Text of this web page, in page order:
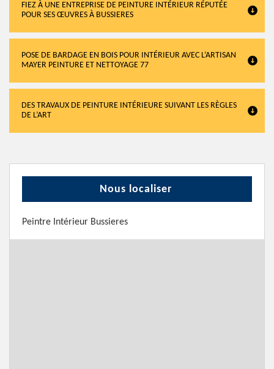
FIEZ À UNE ENTREPRISE DE PEINTURE INTÉRIEUR RÉPUTÉE
POUR SES ŒUVRES À BUSSIERES
POSE DE BARDAGE EN BOIS POUR INTÉRIEUR AVEC L’ARTISAN
MAYER PEINTURE ET NETTOYAGE 77
DES TRAVAUX DE PEINTURE INTÉRIEURE SUIVANT LES RÈGLES
DE L’ART
Nous localiser
Peintre Intérieur Bussieres